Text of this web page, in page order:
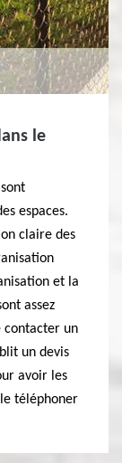
le
espaces.
claire des
et la
assez
contacter un
un devis
avoir les
téléphoner